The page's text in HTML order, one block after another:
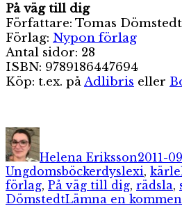
På väg till dig
Författare: Tomas Dömstedt
Förlag: Nypon förlag
Antal sidor: 28
ISBN: 9789186447694
Köp: t.ex. påAdlibris eller
Författare
Helena Eriksson2011-
UngdomsböckerEtiketter
dyslexi,
förlag, På väg till dig, rädsla,
DömstedtLämna en